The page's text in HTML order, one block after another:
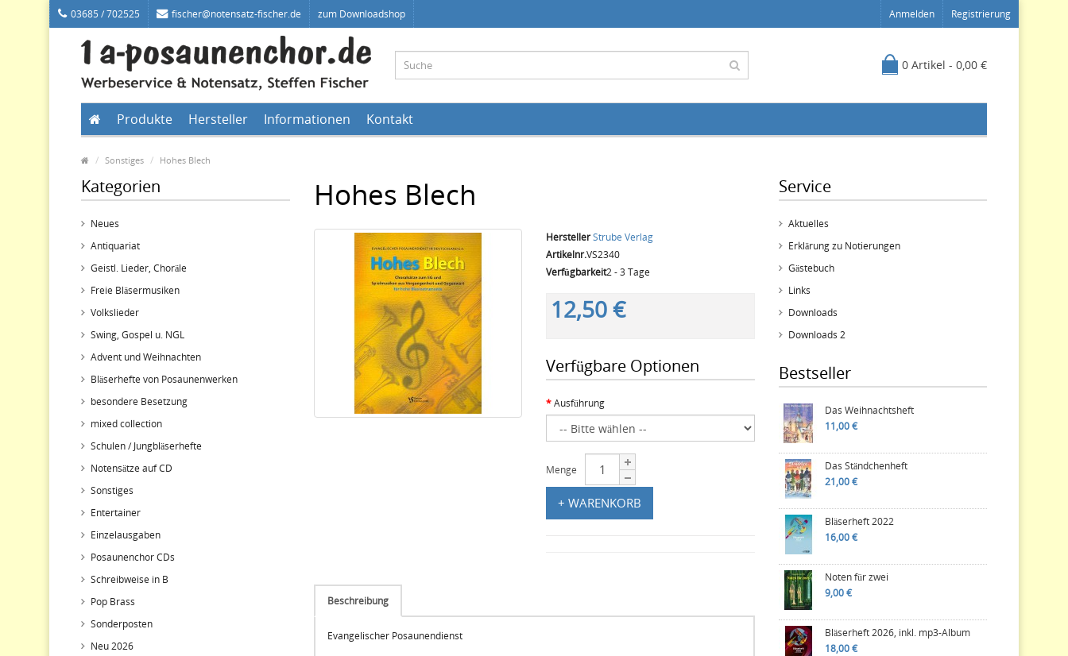
03685 / 702525 fischer@notensatz-fischer.de zum Downloadshop Anmelden Registrierung
0 Artikel - 0,00 €
Produkte Hersteller Informationen Kontakt
Sonstiges Hohes Blech
Kategorien
Neues
Antiquariat
Geistl. Lieder, Choräle
Freie Bläsermusiken
Volkslieder
Swing, Gospel u. NGL
Advent und Weihnachten
Bläserhefte von Posaunenwerken
besondere Besetzung
mixed collection
Schulen / Jungbläserhefte
Notensätze auf CD
Sonstiges
Entertainer
Einzelausgaben
Posaunenchor CDs
Schreibweise in B
Pop Brass
Sonderposten
Neu 2026
Hohes Blech
HerstellerStrube Verlag
Artikelnr.VS2340
Verfügbarkeit2 - 3 Tage
12,50 €
Verfügbare Optionen
Ausführung
Menge
+ WARENKORB
Beschreibung
Evangelischer Posaunendienst
Service
Aktuelles
Erklärung zu Notierungen
Gästebuch
Links
Downloads
Downloads 2
Bestseller
Das Weihnachtsheft
11,00 €
Das Ständchenheft
21,00 €
Bläserheft 2022
16,00 €
Noten für zwei
9,00 €
Bläserheft 2026, inkl. mp3-Album
18,00 €